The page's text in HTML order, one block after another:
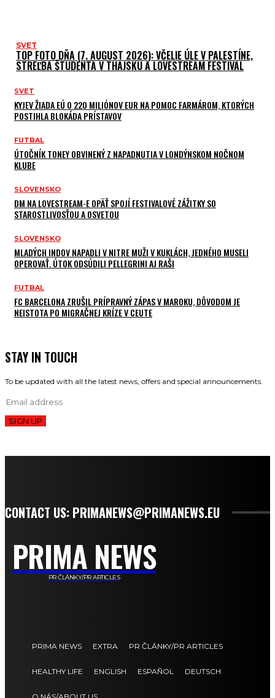
SVET
TOP FOTO DŇA (7. AUGUST 2026): VČELIE ÚLE V PALESTÍNE,
STREĽBA ŠTUDENTA V THAJSKU A LOVESTREAM FESTIVAL
SVET
KYJEV ŽIADA EÚ O 220 MILIÓNOV EUR NA POMOC FARMÁROM, KTORÝCH
POSTIHLA BLOKÁDA PRÍSTAVOV
FUTBAL
ÚTOČNÍK TONEY OBVINENÝ Z NAPADNUTIA V LONDÝNSKOM NOČNOM
KLUBE
SLOVENSKO
DM NA LOVESTREAM-E OPÄŤ SPOJÍ FESTIVALOVÉ ZÁŽITKY SO
STAROSTLIVOSŤOU A OSVETOU
SLOVENSKO
MLADÝCH INDOV NAPADLI V NITRE MUŽI V KUKLÁCH, JEDNÉHO MUSELI
OPEROVAŤ. ÚTOK ODSÚDILI PELLEGRINI AJ RAŠI
FUTBAL
FC BARCELONA ZRUŠIL PRÍPRAVNÝ ZÁPAS V MAROKU, DÔVODOM JE
NEISTOTA PO MIGRAČNEJ KRÍZE V CEUTE
STAY IN TOUCH
To be updated with all the latest news, offers and special announcements.
SIGN UP
CONTACT US: PRIMANEWS@PRIMANEWS.EU
PRIMA NEWS
PR ČLÁNKY/PR ARTICLES
PRIMA NEWS EXTRA PR ČLÁNKY/PR ARTICLES
HEALTHY LIFE ENGLISH ESPAÑOL DEUTSCH